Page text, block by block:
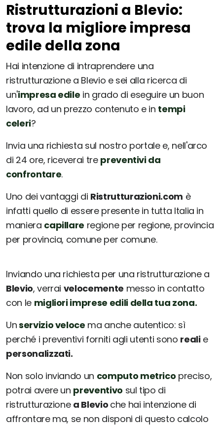
Ristrutturazioni a Blevio:
trova la migliore impresa
edile della zona
Hai intenzione di intraprendere una
ristrutturazione a Blevio e sei alla ricerca di
un'impresa edile in grado di eseguire un buon
lavoro, ad un prezzo contenuto e in tempi
celeri?
Invia una richiesta sul nostro portale e, nell'arco
di 24 ore, riceverai tre preventivi da
confrontare.
Uno dei vantaggi di Ristrutturazioni.com è
infatti quello di essere presente in tutta Italia in
maniera capillare regione per regione, provincia
per provincia, comune per comune.
Inviando una richiesta per una ristrutturazione a
Blevio, verrai velocemente messo in contatto
con le migliori imprese edili della tua zona.
Unservizio veloce ma anche autentico: sì
perché i preventivi forniti agli utenti sono realie
personalizzati.
Non solo inviando un computo metrico preciso,
potrai avere un preventivo sul tipo di
ristrutturazione a Blevio che hai intenzione di
affrontare ma, se non disponi di questo calcolo